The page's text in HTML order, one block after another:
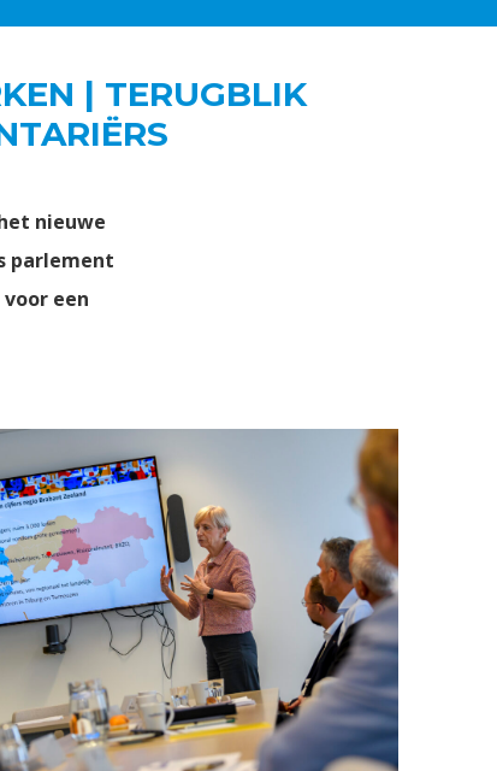
| TERUGBLIK
nieuwe
parlement
een